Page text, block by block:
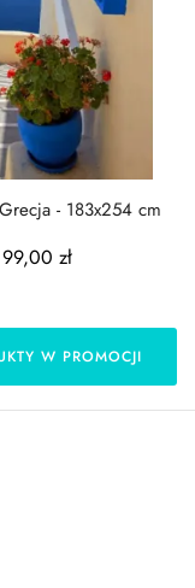
- 183x254 cm
99,00 zł
W PROMOCJI